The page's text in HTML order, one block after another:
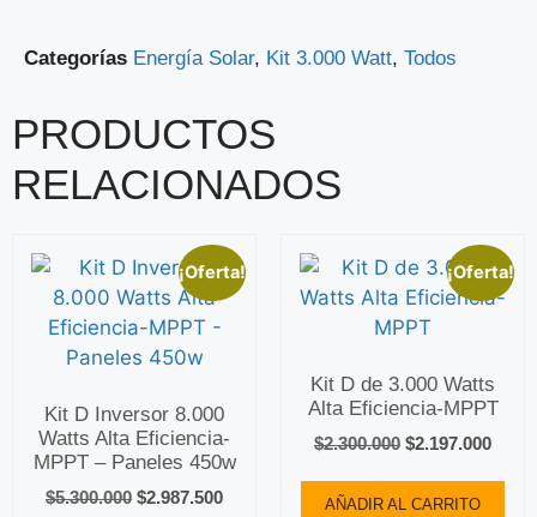
Categorías Energía Solar, Kit 3.000 Watt, Todos
PRODUCTOS
RELACIONADOS
¡Oferta!
Kit D Inversor 8.000
Watts Alta Eficiencia-
MPPT – Paneles 450w
$5.300.000 $2.987.500
¡Oferta!
Kit D de 3.000 Watts
Alta Eficiencia-MPPT
$2.300.000 $2.197.000
AÑADIR AL CARRITO